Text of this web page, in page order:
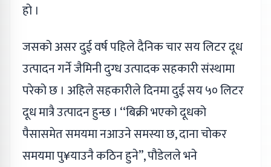
हो ।
जसको असर दुई वर्ष पहिले दैनिक चार सय लिटर दूध
उत्पादन गर्ने जैमिनी दुग्ध उत्पादक सहकारी संस्थामा
परेको छ । अहिले सहकारीले दिनमा दुई सय ५० लिटर
दूध मात्रै उत्पादन हुन्छ । ‘‘बिक्री भएको दूधको
पैसासमेत समयमा नआउने समस्या छ, दाना चोकर
समयमा पु¥याउनै कठिन हुने’’, पौडेलले भने